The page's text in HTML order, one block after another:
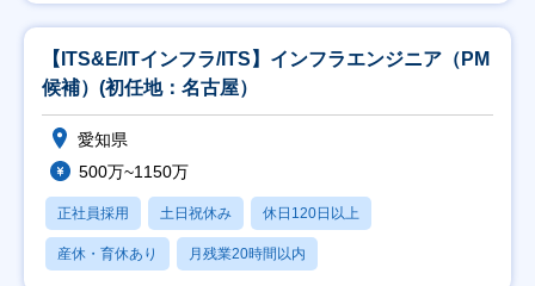
【ITS&E/ITインフラ/ITS】インフラエンジニア（PM
候補）(初任地：名古屋）
愛知県
500万~1150万
正社員採用 土日祝休み 休日120日以上
産休・育休あり 月残業20時間以内